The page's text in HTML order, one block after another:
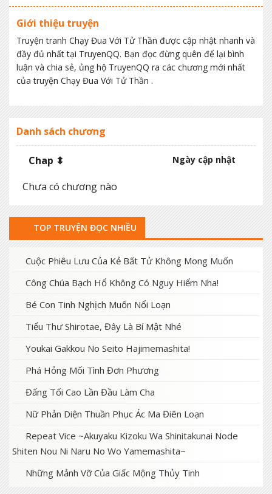
Giới thiệu truyện
Truyện tranh Chạy Đua Với Tử Thần được cập nhật nhanh và
đầy đủ nhất tại TruyenQQ. Bạn đọc đừng quên để lại bình
luận và chia sẻ, ủng hộ TruyenQQ ra các chương mới nhất
của truyện Chạy Đua Với Tử Thần .
Danh sách chương
Chap ⬍ Ngày cập nhật
Chưa có chương nào
TOP TRUYỆN ĐỌC NHIỀU
Cuộc Phiêu Lưu Của Kẻ Bất Tử Không Mong Muốn
Công Chúa Bạch Hổ Không Có Nguy Hiểm Nha!
Bé Con Tinh Nghịch Muốn Nổi Loạn
Tiểu Thư Shirotae, Đây Là Bí Mật Nhé
Youkai Gakkou No Seito Hajimemashita!
Phá Hỏng Mối Tình Đơn Phương
Đấng Tối Cao Lần Đầu Làm Cha
Nữ Phản Diện Thuần Phục Ác Ma Điên Loạn
Repeat Vice ~Akuyaku Kizoku Wa Shinitakunai Node
Shiten Nou Ni Naru No Wo Yamemashita~
Những Mảnh Vỡ Của Giấc Mộng Thủy Tinh